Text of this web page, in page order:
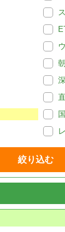
絞り込む